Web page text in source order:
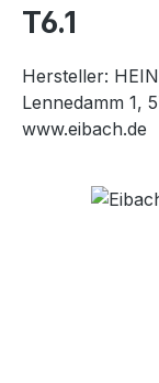
T6.1
Hersteller:
Lennedamm 1,
www.eibach.de
Bildergalerie